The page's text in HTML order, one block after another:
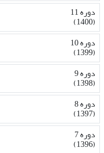
دوره 11
(1400)
دوره 10
(1399)
دوره 9
(1398)
دوره 8
(1397)
دوره 7
(1396)